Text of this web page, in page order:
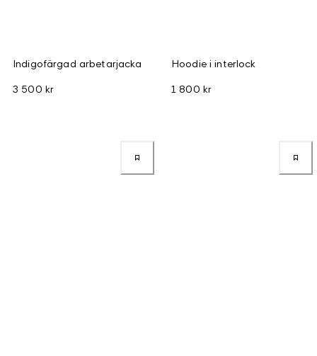
Indigofärgad arbetarjacka
3 500 kr
Hoodie i interlock
1 800 kr